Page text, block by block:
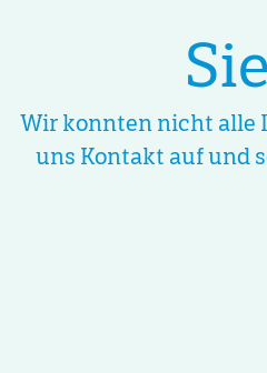
Wir konnten nicht alle
uns Kontakt auf und